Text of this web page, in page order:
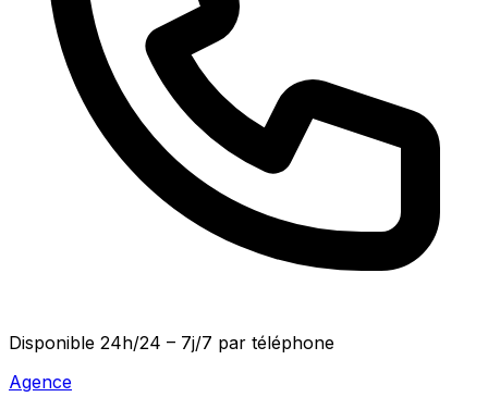
Disponible 24h/24 – 7j/7 par téléphone
Agence